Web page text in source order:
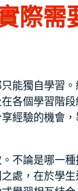
際
能獨自學習
各個學習階
經驗的機會
不論是哪一
處，在於學